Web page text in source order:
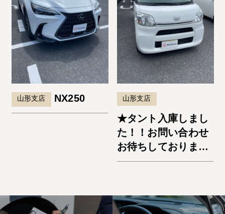
山形支店 NX250 山形支店
★タント入庫しまし
た！！お問い合わせ
お待ちしておりま
す。★